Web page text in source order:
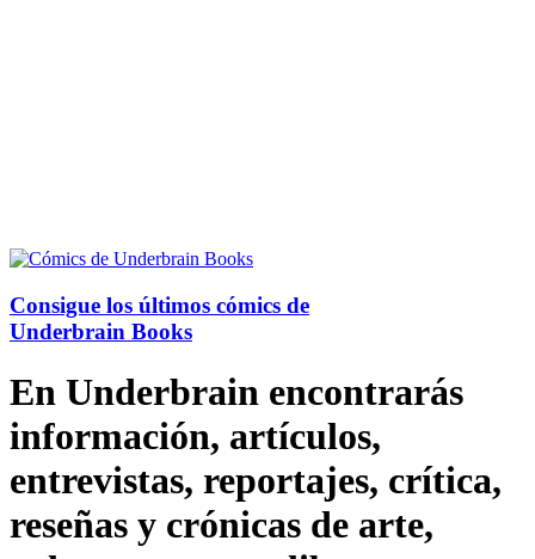
Consigue los últimos cómics de
Underbrain Books
En Underbrain encontrarás
información, artículos,
entrevistas, reportajes, crítica,
reseñas y crónicas de arte,